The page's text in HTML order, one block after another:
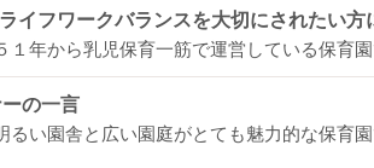
フワークバランスを大切にされたい方
１年から乳児保育一筋で運営している保育
の一言
るい園舎と広い園庭がとても魅力的な保育